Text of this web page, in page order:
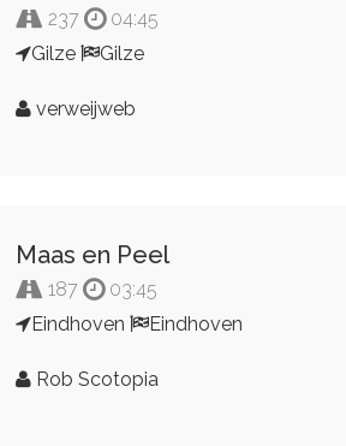
237
04:45
Gilze
Gilze
verweijweb
Maas en Peel
187
03:45
Eindhoven
Eindhoven
Rob Scotopia